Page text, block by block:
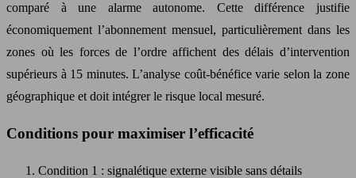
comparé à une alarme autonome. Cette différence justifie
économiquement l’abonnement mensuel, particulièrement dans les
zones où les forces de l’ordre affichent des délais d’intervention
supérieurs à 15 minutes. L’analyse coût-bénéfice varie selon la zone
géographique et doit intégrer le risque local mesuré.
Conditions pour maximiser l’efficacité
Condition 1 : signalétique externe visible sans détails